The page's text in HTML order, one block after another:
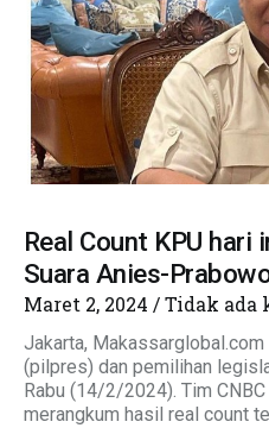
Real Count KPU hari
Suara Anies-
Maret 2, 2024 Tidak ada
Jakarta,
(pilpres) dan pemilihan
Rabu (14/2/2024). Tim
merangkum hasil real count